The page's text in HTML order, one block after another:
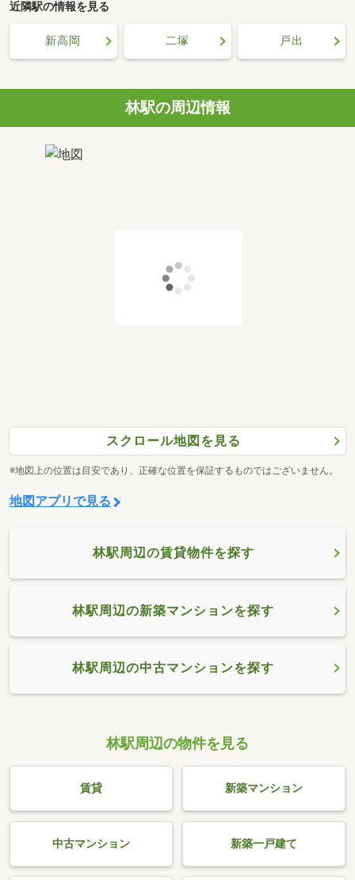
近隣駅の情報を見る
新高岡 二塚 戸出
林駅の周辺情報
スクロール地図を見る
※地図上の位置は目安であり、正確な位置を保証するものではございません。
地図アプリで見る
林駅周辺の賃貸物件を探す
林駅周辺の新築マンションを探す
林駅周辺の中古マンションを探す
林駅周辺の物件を見る
賃貸 新築マンション
中古マンション 新築一戸建て